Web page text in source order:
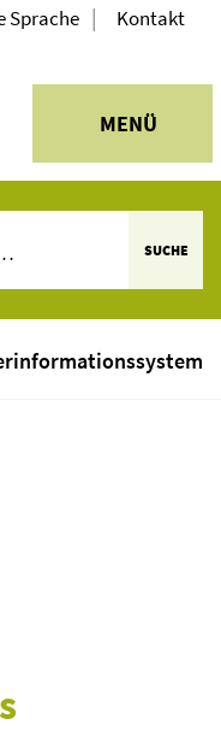
MENÜ
Sprache | Kontakt
SUCHE